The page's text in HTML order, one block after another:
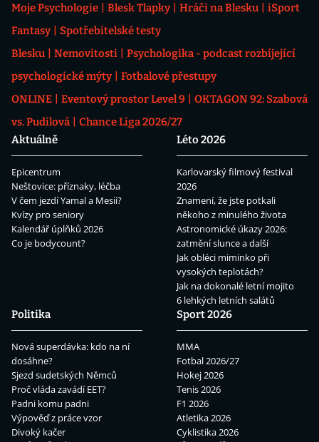
Moje Psychologie Blesk Tlapky Hráči na Blesku
iSport
Fantasy
Spotřebitelské testy
Blesku
Nemovitosti
Psychologika - podcast rozbíjející
psychologické mýty
Fotbalové přestupy
ONLINE
Eventový prostor Level 9
OKTAGON 92: Szabová
vs. Pudilová
Chance Liga 2026/27
Aktuálně
Epicentrum
Neštovice: příznaky, léčba
V čem jezdí Yamal a Mesii?
Kvízy pro seniory
Kalendář úplňků 2026
Co je bodycount?
Léto 2026
Karlovarský filmový festival
2026
Znamení, že jste potkali
někoho z minulého života
Astronomické úkazy 2026:
zatmění slunce a další
Jak obléci miminko při
vysokých teplotách?
Jak na dokonalé letní mojito
6 lehkých letních salátů
Politika
Nová superdávka: kdo na ní
dosáhne?
Sjezd sudetských Němců
Proč vláda zavádí EET?
Padni komu padni
Výpověď z práce vzor
Divoký kačer
Sport 2026
MMA
Fotbal 2026/27
Hokej 2026
Tenis 2026
F1 2026
Atletika 2026
Cyklistika 2026